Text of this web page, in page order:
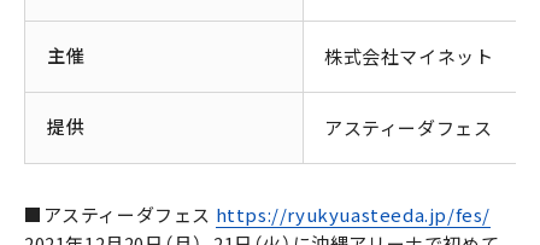
主催 株式会社マイネット
提供 アスティーダフェス
■アスティーダフェス https://ryukyuasteeda.jp/fes/